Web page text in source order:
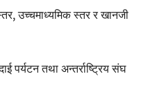
उच्चमाध्यमिक स्तर र खानजी
पर्यटन तथा अन्तर्राष्ट्रिय संघ